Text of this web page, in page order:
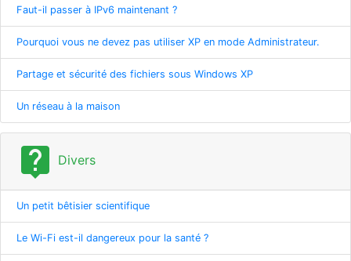
Faut-il passer à IPv6 maintenant ?
Pourquoi vous ne devez pas utiliser XP en mode Administrateur.
Partage et sécurité des fichiers sous Windows XP
Un réseau à la maison
live_help Divers
Un petit bêtisier scientifique
Le Wi-Fi est-il dangereux pour la santé ?